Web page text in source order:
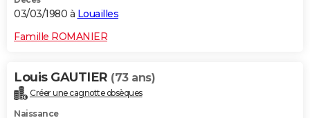
03/03/1980 à Louailles
Famille ROMANIER
Louis GAUTIER (73 ans)
Créer une cagnotte obsèques
Naissance